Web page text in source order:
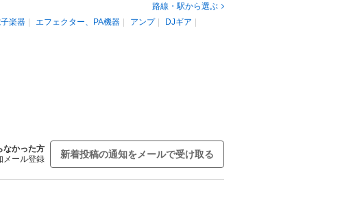
路線・駅から選ぶ
楽器 エフェクター、PA機器 アンプ
DJギア
なかった方
メール登録
新着投稿の通知をメールで受け取る